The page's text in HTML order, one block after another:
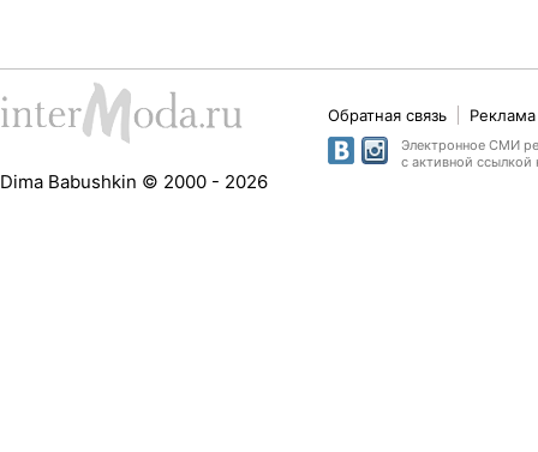
Dima Babushkin © 2000 - 2026
Обратная связь
Электронное СМИ
с активной ссылкой